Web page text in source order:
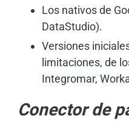
Los nativos de
DataStudio).
Versiones
limitaciones, de
Integromar,
Conector de